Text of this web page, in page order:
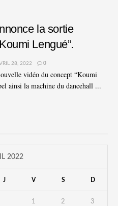
la sortie
Lengué”.
28, 2022 0
vidéo du concept “Koumi
ainsi la machine du dancehall ...
2022
J V S D
1 2 3